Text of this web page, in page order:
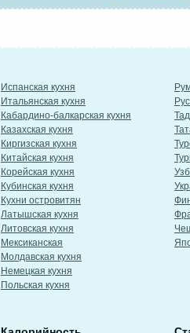
Испанская кухня
Итальянская кухня
Кабардино-балкарская кухня
Казахская кухня
Киргизская кухня
Китайская кухня
Корейская кухня
Кубинская кухня
Кухни островитян
Латышская кухня
Литовская кухня
Мексиканская
Молдавская кухня
Немецкая кухня
Польская кухня